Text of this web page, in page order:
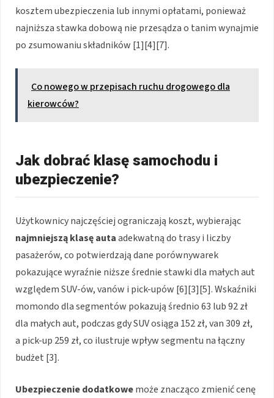
kosztem ubezpieczenia lub innymi opłatami, ponieważ
najniższa stawka dobową nie przesądza o tanim wynajmie
po zsumowaniu składników [1][4][7].
Co nowego w przepisach ruchu drogowego dla
kierowców?
Jak dobrać klasę samochodu i
ubezpieczenie?
Użytkownicy najczęściej ograniczają koszt, wybierając
najmniejszą klasę autaadekwatną do trasy i liczby
pasażerów, co potwierdzają dane porównywarek
pokazujące wyraźnie niższe średnie stawki dla małych aut
względem SUV-ów, vanów i pick-upów [6][3][5]. Wskaźniki
momondo dla segmentów pokazują średnio 63 lub 92 zł
dla małych aut, podczas gdy SUV osiąga 152 zł, van 309 zł,
a pick-up 259 zł, co ilustruje wpływ segmentu na łączny
budżet [3].
Ubezpieczenie dodatkowemoże znacząco zmienić cenę